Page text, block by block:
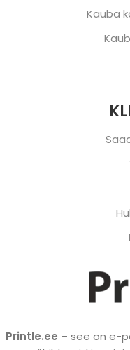
Kauba
Printle.ee – see on e-